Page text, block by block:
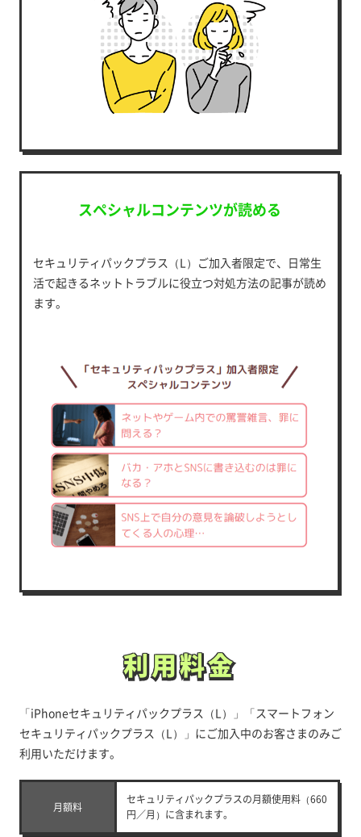
スペシャルコンテンツが読める
セキュリティパックプラス（L）ご加入者限定で、日常生
活で起きるネットトラブルに役立つ対処方法の記事が読め
ます。
利用料金
利用料金
「iPhoneセキュリティパックプラス（L）」「スマートフォン
セキュリティパックプラス（L）」にご加入中のお客さまのみご
利用いただけます。
月額料
セキュリティパックプラスの月額使用料（660
円／月）に含まれます。